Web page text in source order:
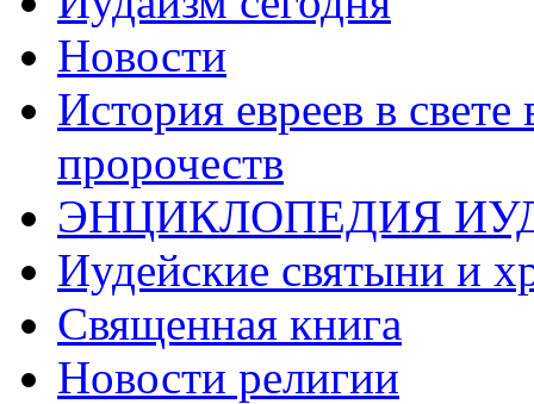
Новости
История евреев в
пророчеств
ЭНЦИКЛОПЕДИЯ
Иудейские святыни и
Священная книга
Новости религии